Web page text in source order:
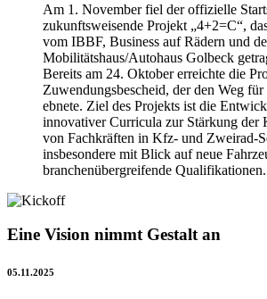
Am 1. November fiel der offizielle
zukunftsweisende Projekt „4+2=C“,
vom IBBF, Business auf Rädern und
Mobilitätshaus/Autohaus Golbeck
Bereits am 24. Oktober erreichte die
Zuwendungsbescheid, der den Weg
ebnete. Ziel des Projekts ist die
innovativer Curricula zur Stärkung der
von Fachkräften in Kfz- und Zweirad-
insbesondere mit Blick auf neue
branchenübergreifende Qualifikationen.
Eine Vision nimmt Gestalt an
05.11.2025